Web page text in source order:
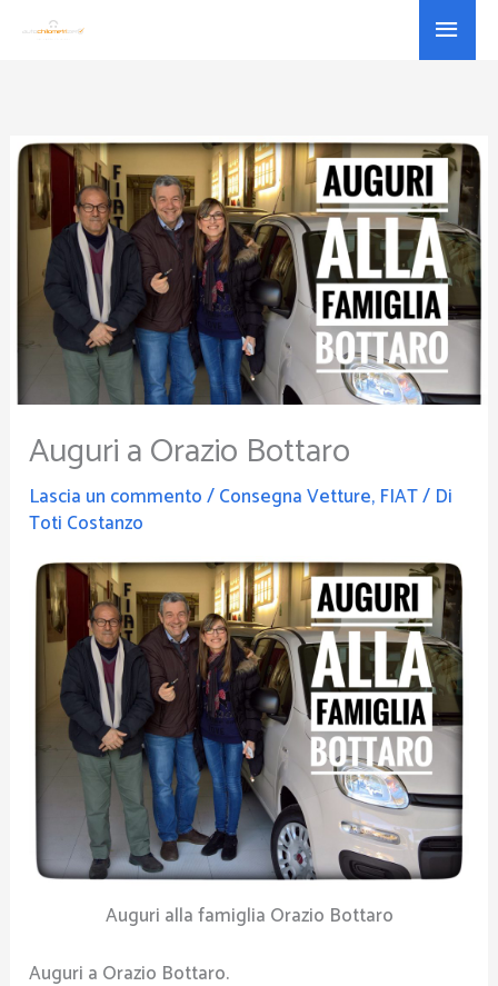
Menu
Auguri a Orazio Bottaro
Lascia un commento/Consegna Vetture, FIAT/ Di
Toti Costanzo
Auguri alla famiglia Orazio Bottaro
Auguri a Orazio Bottaro.